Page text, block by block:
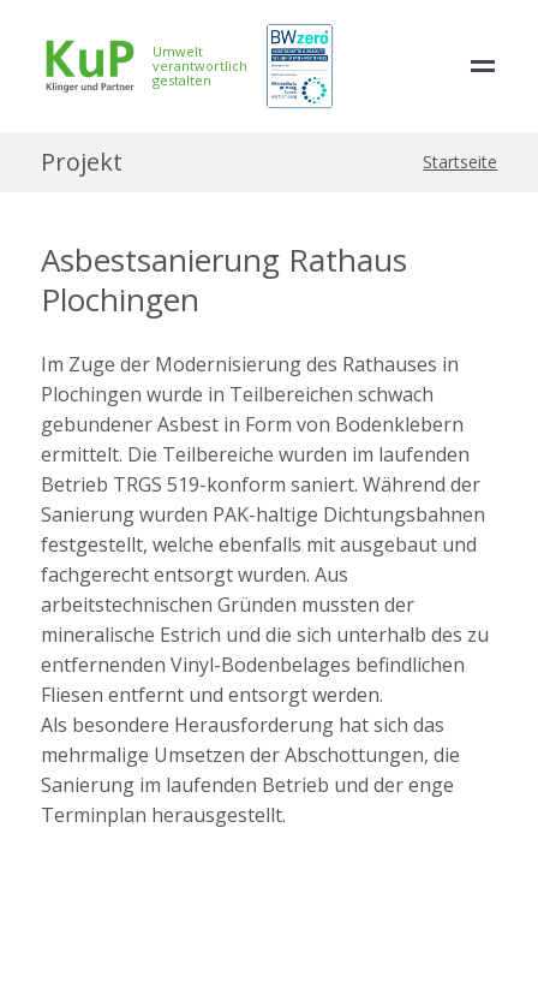
Umwelt
verantwortlich
gestalten
Projekt Startseite
Asbestsanierung Rathaus
Plochingen
Im Zuge der Modernisierung des Rathauses in
Plochingen wurde in Teilbereichen schwach
gebundener Asbest in Form von Bodenklebern
ermittelt. Die Teilbereiche wurden im laufenden
Betrieb TRGS 519-konform saniert. Während der
Sanierung wurden PAK-haltige Dichtungsbahnen
festgestellt, welche ebenfalls mit ausgebaut und
fachgerecht entsorgt wurden. Aus
arbeitstechnischen Gründen mussten der
mineralische Estrich und die sich unterhalb des zu
entfernenden Vinyl-Bodenbelages befindlichen
Fliesen entfernt und entsorgt werden.
Als besondere Herausforderung hat sich das
mehrmalige Umsetzen der Abschottungen, die
Sanierung im laufenden Betrieb und der enge
Terminplan herausgestellt.